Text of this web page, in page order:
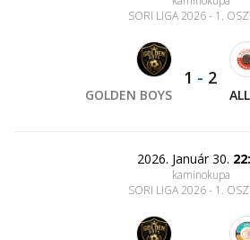
SORI LIGA 2026 - 1.
GOLDEN BOYS
1 - 2
2026. Január 30.
kaminokupa
SORI LIGA 2026 - 1.